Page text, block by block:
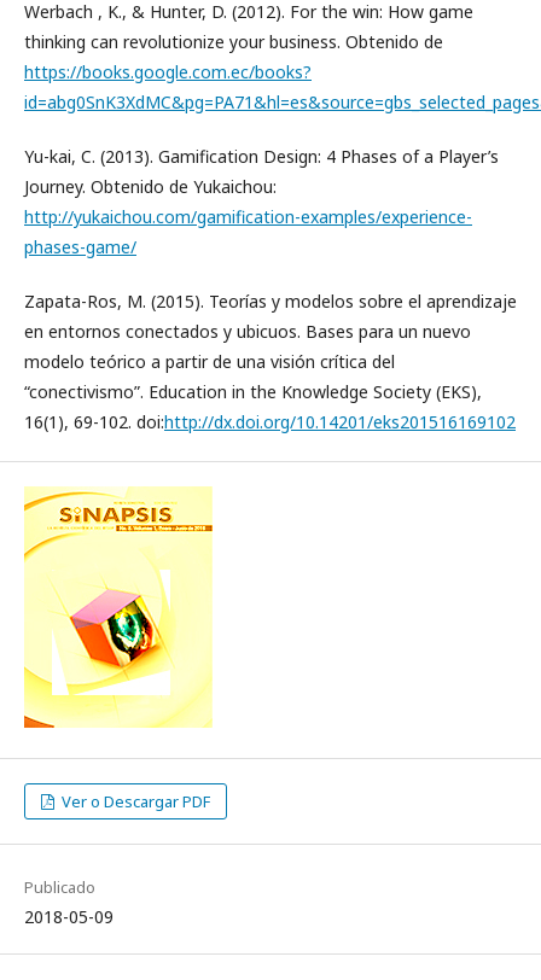
Werbach , K., & Hunter, D. (2012). For the win: How game
thinking can revolutionize your business. Obtenido de
https://books.google.com.ec/books?
Yu-kai, C. (2013). Gamification Design: 4 Phases of a Player’s
Journey. Obtenido de Yukaichou:
http://yukaichou.com/gamification-examples/experience-
phases-game/
Zapata-Ros, M. (2015). Teorías y modelos sobre el aprendizaje
en entornos conectados y ubicuos. Bases para un nuevo
modelo teórico a partir de una visión crítica del
“conectivismo”. Education in the Knowledge Society (EKS),
16(1), 69-102. doi:http://dx.doi.org/10.14201/eks201516169102
Ver o Descargar PDF
Publicado
2018-05-09